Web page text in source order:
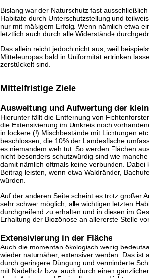
Bislang war der Naturschutz fast
Habitate durch Unterschutzstellung und
nur mit mäßigem Erfolg. Wenn nämlich etwa
letztlich auch durch alle Widerstände
Das allein reicht jedoch nicht aus, weil
Mitteleuropas bald in Uniformität ertrinken
zerstückelt sind.
Mittelfristige Ziele
Ausweitung und Aufwertung der
Hierunter fällt die Entfernung von
die Extensivierung im Umkreis noch
in lockere (!) Mischbestände mit Lichtungen
beschlossen, die 10% der Landesfläche
es niemandem weh tut. So werden Flächen
nicht besonders schutzwürdig sind wie
damit nämlich oftmals keine verbunden.
Beitrag leisten, wenn etwa Waldränder,
würden.
Auf der anderen Seite scheint es trotz großer
sehr schwer möglich, alle wichtigen letzten
durchgreifend zu erhalten und in diesen im
Erhaltung der Biozönose an allererste Stelle
Extensivierung in der Fläche
Auch die momentan ökologisch wenig
wieder naturnäher, extensiver werden. Das ist
durch geringere Düngung und verminderte
mit Nadelholz bzw. auch durch einen